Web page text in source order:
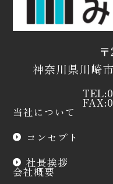
神奈川県川崎
当社について
コンセプト
社長挨拶
会社概要